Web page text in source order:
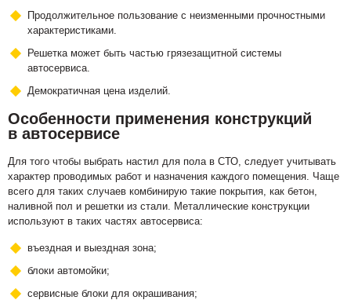
Продолжительное пользование с неизменными прочностными
характеристиками.
Решетка может быть частью грязезащитной системы
автосервиса.
Демократичная цена изделий.
Особенности применения конструкций
в автосервисе
Для того чтобы выбрать настил для пола в СТО, следует учитывать
характер проводимых работ и назначения каждого помещения. Чаще
всего для таких случаев комбинирую такие покрытия, как бетон,
наливной пол и решетки из стали. Металлические конструкции
используют в таких частях автосервиса:
въездная и выездная зона;
блоки автомойки;
сервисные блоки для окрашивания;